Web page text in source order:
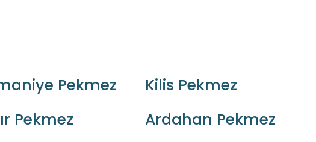
Pekmez Kilis Pekmez
Pekmez Ardahan Pekmez